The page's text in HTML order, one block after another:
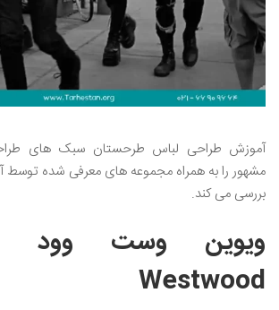
آموزش طراحی لباس طرحستان سبک های
مشهور را به همراه مجموعه های معرفی شده توسط
بررسی می کند.
Westwood